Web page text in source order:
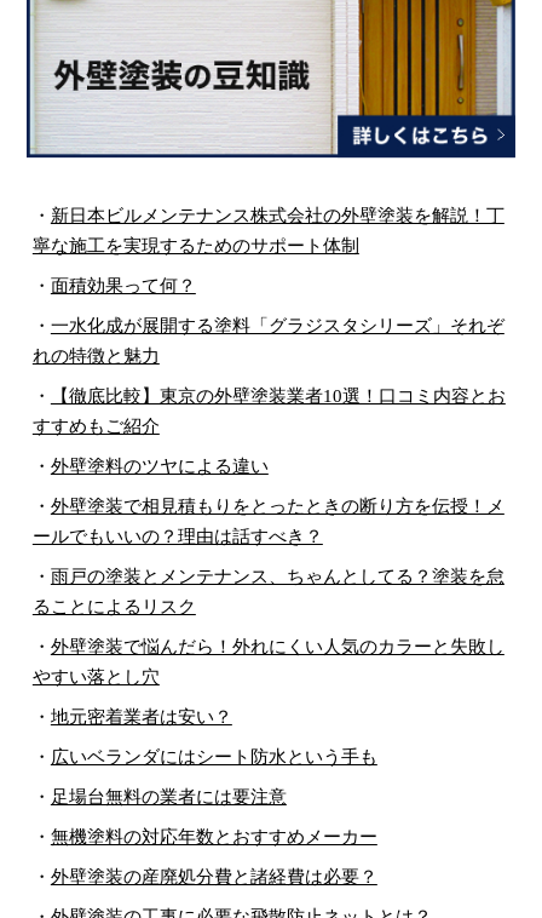
・ 新日本ビルメンテナンス株式会社の外壁塗装を解説！丁
寧な施工を実現するためのサポート体制
・ 面積効果って何？
・ 一水化成が展開する塗料「グラジスタシリーズ」それぞ
れの特徴と魅力
・
【徹底比較】東京の外壁塗装業者10選！口コミ内容とお
すすめもご紹介
・ 外壁塗料のツヤによる違い
・ 外壁塗装で相見積もりをとったときの断り方を伝授！メ
ールでもいいの？理由は話すべき？
・ 雨戸の塗装とメンテナンス、ちゃんとしてる？塗装を怠
ることによるリスク
・ 外壁塗装で悩んだら！外れにくい人気のカラーと失敗し
やすい落とし穴
・ 地元密着業者は安い？
・ 広いベランダにはシート防水という手も
・ 足場台無料の業者には要注意
・ 無機塗料の対応年数とおすすめメーカー
・ 外壁塗装の産廃処分費と諸経費は必要？